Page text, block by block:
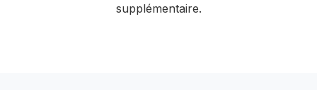
supplémentaire.